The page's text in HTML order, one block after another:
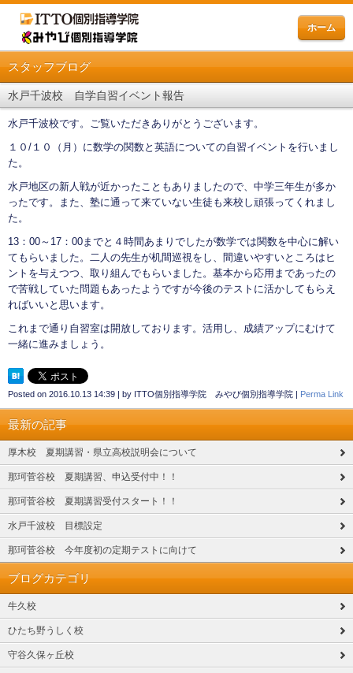
ホーム
スタッフブログ
水戸千波校 自学自習イベント報告
水戸千波校です。ご覧いただきありがとうございます。
１０/１０（月）に数学の関数と英語についての自習イベントを行いまし
た。
水戸地区の新人戦が近かったこともありましたので、中学三年生が多か
ったです。また、塾に通って来ていない生徒も来校し頑張ってくれまし
た。
13：00～17：00までと４時間あまりでしたが数学では関数を中心に解い
てもらいました。二人の先生が机間巡視をし、間違いやすいところはヒ
ントを与えつつ、取り組んでもらいました。基本から応用まであったの
で苦戦していた問題もあったようですが今後のテストに活かしてもらえ
ればいいと思います。
これまで通り自習室は開放しております。活用し、成績アップにむけて
一緒に進みましょう。
Posted on 2016.10.13 14:39 | by ITTO個別指導学院 みやび個別指導学院 | Perma Link
最新の記事
厚木校 夏期講習・県立高校説明会について
那珂菅谷校 夏期講習、申込受付中！！
那珂菅谷校 夏期講習受付スタート！！
水戸千波校 目標設定
那珂菅谷校 今年度初の定期テストに向けて
ブログカテゴリ
牛久校
ひたち野うしく校
守谷久保ヶ丘校